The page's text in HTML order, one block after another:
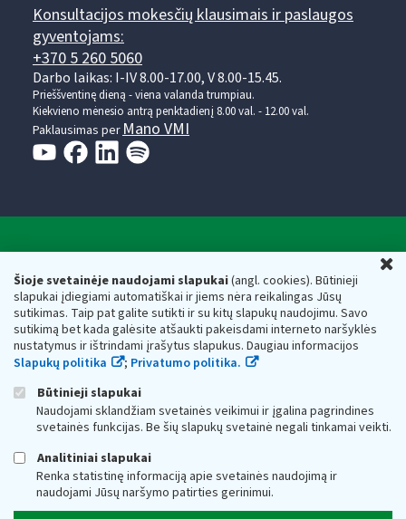
Šioje svetainėje naudojami slapukai(angl. cookies). Būtinieji
slapukai įdiegiami automatiškai ir jiems nėra reikalingas Jūsų
sutikimas. Taip pat galite sutikti ir su kitų slapukų naudojimu. Savo
sutikimą bet kada galėsite atšaukti pakeisdami interneto naršyklės
nustatymus ir ištrindami įrašytus slapukus. Daugiau informacijos
Slapukų politika
; Privatumo politika.
Būtinieji slapukai
Naudojami sklandžiam svetainės veikimui ir įgalina pagrindines
svetainės funkcijas. Be šių slapukų svetainė negali tinkamai veikti.
Analitiniai slapukai
Renka statistinę informaciją apie svetainės naudojimą ir
naudojami Jūsų naršymo patirties gerinimui.
Konsultacijos mokesčių klausimais ir paslaugos
gyventojams:
+370 5 260 5060
Darbo laikas: I-IV 8.00-17.00, V 8.00-15.45.
Prieššventinę dieną - viena valanda trumpiau.
Kiekvieno mėnesio antrą penktadienį 8.00 val. - 12.00 val.
Paklausimas perMano VMI
Valstybinė mokesčių inspekcija prie Lietuvos
Respublikos finansų ministerijos
Biudžetinė įstaiga. Juridinio asmens kodas — 188659752,
adresas: Vasario 16-osios g. 14, 01107 Vilnius, Lietuva, el.paštas:
vmi@vmi.lt , E. pristatymo dėžutės adresas 188659752
Duomenys apie Valstybinę mokesčių inspekciją prie Lietuvos
Respublikos finansų ministerijos kaupiami ir saugomi Juridinių